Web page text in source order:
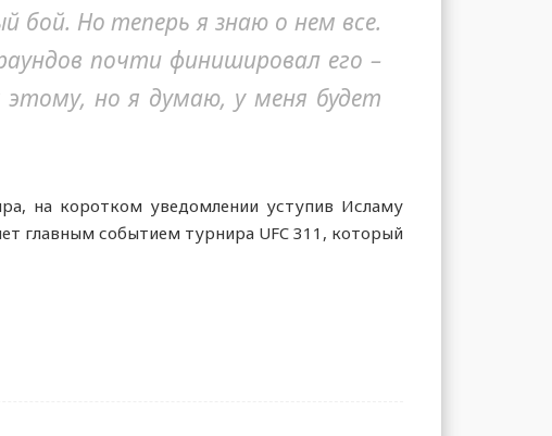
бой. Но теперь я знаю о нем все.
почти финишировал его –
этому, но я думаю, у меня будет
на коротком уведомлении уступив Исламу
главным событием турнира UFC 311, который